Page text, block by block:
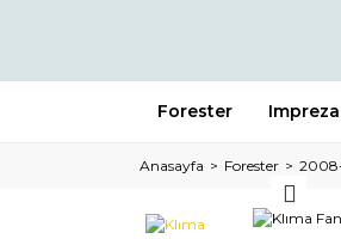
Forester Impreza
Anasayfa Forester